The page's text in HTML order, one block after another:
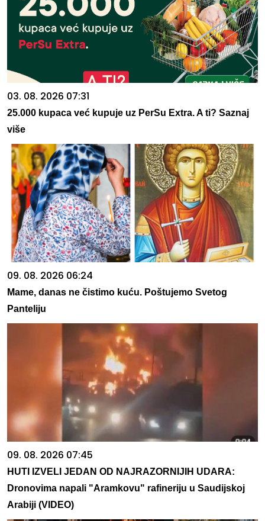
03. 08. 2026 07:31
25.000 kupaca već kupuje uz PerSu Extra. A ti? Saznaj
više
09. 08. 2026 06:24
Mame, danas ne čistimo kuću. Poštujemo Svetog
Panteliju
09. 08. 2026 07:45
HUTI IZVELI JEDAN OD NAJRAZORNIJIH UDARA:
Dronovima napali "Aramkovu" rafineriju u Saudijskoj
Arabiji (VIDEO)